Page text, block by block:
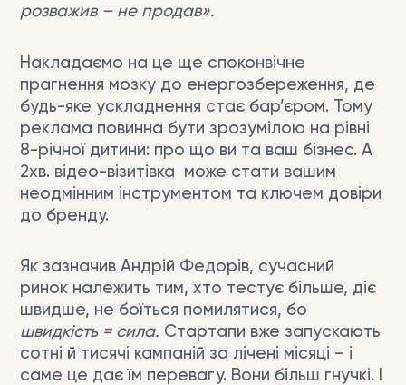
розважив – не продав».
Накладаємо на це ще споконвічне
прагнення мозку до енергозбереження, де
будь-яке ускладнення стає бар’єром. Тому
реклама повинна бути зрозумілою на рівні
8-річної дитини: про що ви та ваш бізнес. А
2хв. відео-візитівка може стати вашим
неодмінним інструментом та ключем довіри
до бренду.
Як зазначив Андрій Федорів, сучасний
ринок належить тим, хто тестує більше, діє
швидше, не боїться помилятися, бо
швидкість = сила. Стартапи вже запускають
сотні й тисячі кампаній за лічені місяці – і
саме це дає їм перевагу. Вони більш гнучкі. І